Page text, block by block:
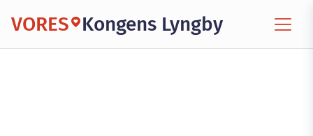
VORES Kongens Lyngby